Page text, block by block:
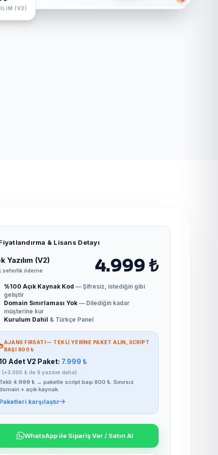
(V2)
& Lisans Detayı
Yazılım (V2)
seferlik ödeme 4.999 ₺
%100 Açık Kaynak Kod — Şifresiz, istediğin gibi
geliştir
Domain Sınırlaması Yok— Dilediğin kadar
müşterine kur
Kurulum Dahil & Türkçe Panel
AJANS FIRSATI — TEKLI YERINE PAKET ALIN, SCRIPT
BAŞI 800 ₺
Adet V2 Paket: 7.999 ₺
(+3.000 ₺ ile 9 yazılım daha)
Tekli 4.999 ₺ → paketle script başı 800 ₺. Sınırsız
+ açık kaynak.
Paketleri karşılaştır
WhatsApp ile Sipariş Ver / Satın Al